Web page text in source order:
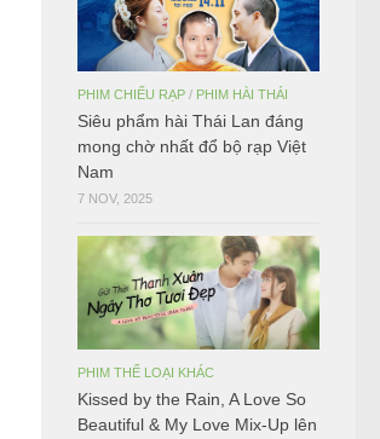
PHIM CHIẾU RẠP / PHIM HÀI THÁI
Siêu phẩm hài Thái Lan đáng
mong chờ nhất đổ bộ rạp Việt
Nam
7 NOV, 2025
PHIM THỂ LOẠI KHÁC
Kissed by the Rain, A Love So
Beautiful & My Love Mix-Up lên